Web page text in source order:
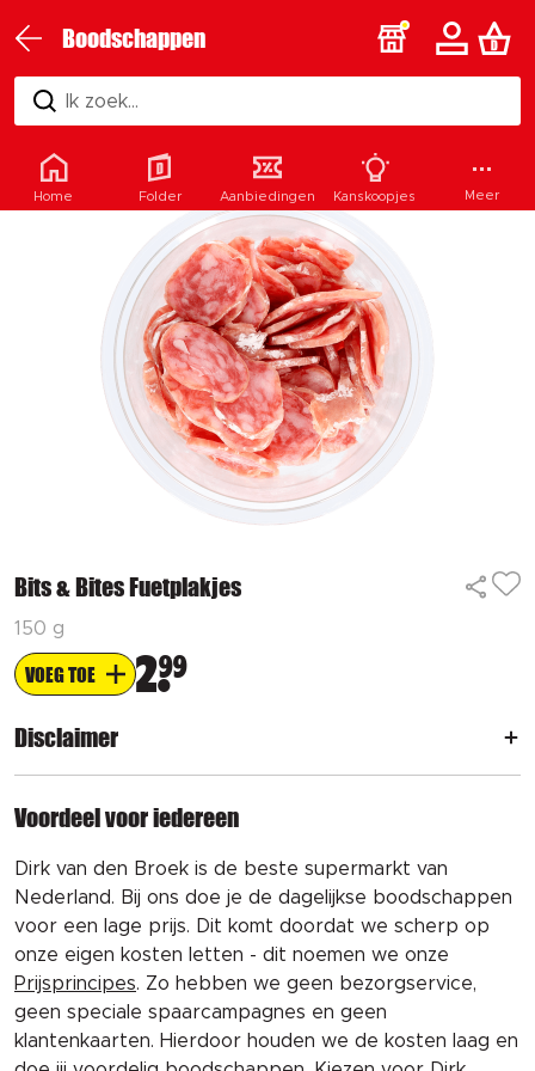
Boodschappen
Ik zoek...
Bits & Bites Fuetplakjes
150 g
VOEG TOE 299
Disclaimer
Voordeel voor iedereen
Dirk van den Broek is de beste supermarkt van
Nederland. Bij ons doe je de dagelijkse boodschappen
voor een lage prijs. Dit komt doordat we scherp op
onze eigen kosten letten - dit noemen we onze
Prijsprincipes. Zo hebben we geen bezorgservice,
geen speciale spaarcampagnes en geen
klantenkaarten. Hierdoor houden we de kosten laag en
Home Folder Aanbiedingen Kanskoopjes Meer